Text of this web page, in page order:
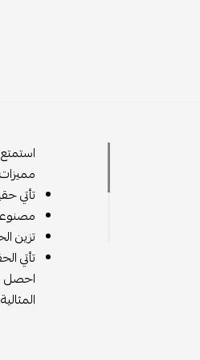
تأتي
تزين
تأتي
احصل